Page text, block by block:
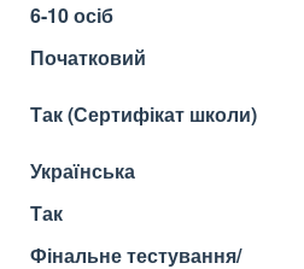
6-10 осіб
Початковий
Так (Сертифікат школи)
Українська
Так
Фінальне тестування/